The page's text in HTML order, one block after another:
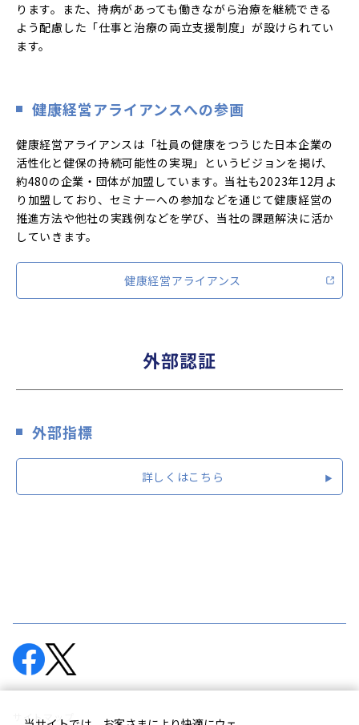
ります。また、持病があっても働きながら治療を継続できる
よう配慮した「仕事と治療の両立支援制度」が設けられてい
ます。
健康経営アライアンスへの参画
健康経営アライアンスは「社員の健康をつうじた日本企業の
活性化と健保の持続可能性の実現」というビジョンを掲げ、
約480の企業・団体が加盟しています。当社も2023年12月よ
り加盟しており、セミナーへの参加などを通じて健康経営の
推進方法や他社の実践例などを学び、当社の課題解決に活か
していきます。
健康経営アライアンス
外部認証
外部指標
詳しくはこちら
サイトマップ